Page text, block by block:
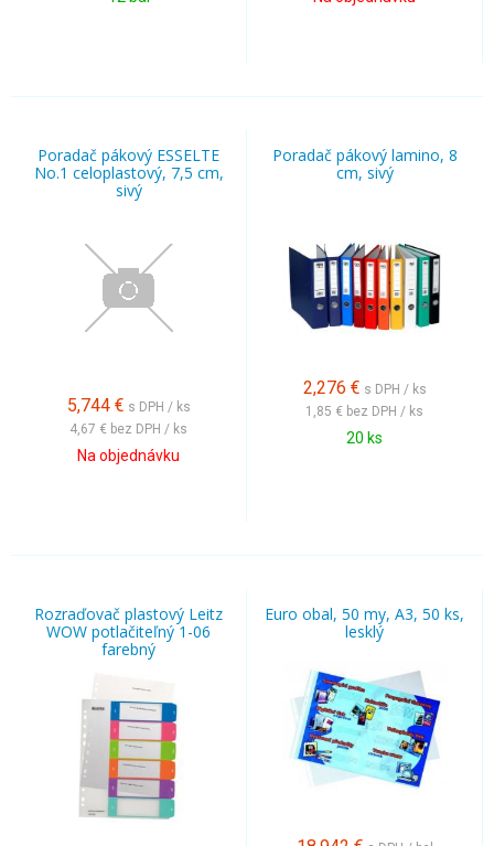
Poradač pákový ESSELTE
No.1 celoplastový, 7,5 cm,
sivý
5,744 € s DPH / ks
4,67 € bez DPH / ks
Na objednávku
Poradač pákový lamino, 8
cm, sivý
2,276 € s DPH / ks
1,85 € bez DPH / ks
20 ks
Rozraďovač plastový Leitz
WOW potlačiteľný 1-06
farebný
Euro obal, 50 my, A3, 50 ks,
lesklý